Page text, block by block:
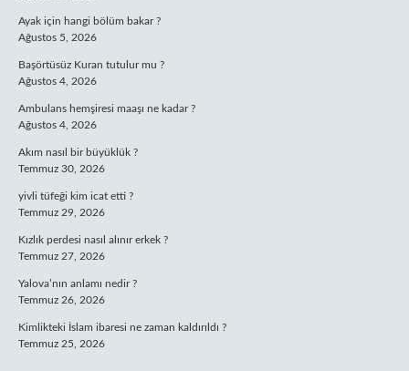
Ayak için hangi bölüm bakar ?
Ağustos 5, 2026
Başörtüsüz Kuran tutulur mu ?
Ağustos 4, 2026
Ambulans hemşiresi maaşı ne kadar ?
Ağustos 4, 2026
Akım nasıl bir büyüklük ?
Temmuz 30, 2026
yivli tüfeği kim icat etti ?
Temmuz 29, 2026
Kızlık perdesi nasıl alınır erkek ?
Temmuz 27, 2026
Yalova’nın anlamı nedir ?
Temmuz 26, 2026
Kimlikteki İslam ibaresi ne zaman kaldırıldı ?
Temmuz 25, 2026